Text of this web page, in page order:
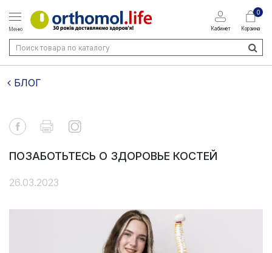
Меню Кабинет
0
Корзина
БЛОГ
ПОЗАБОТЬТЕСЬ О ЗДОРОВЬЕ КОСТЕЙ
26.03.2023